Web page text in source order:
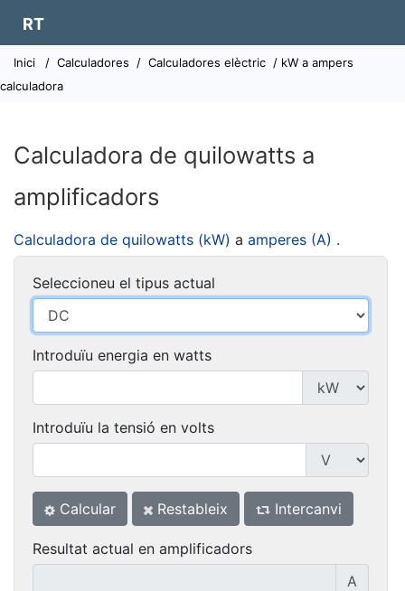
RT
Inici / Calculadores / Calculadores elèctric / kW a ampers
calculadora
Calculadora de quilowatts a
amplificadors
Calculadora de quilowatts (kW) a amperes (A) .
Seleccioneu el tipus actual
Introduïu energia en watts
Introduïu la tensió en volts
Calcular Restableix Intercanvi
Resultat actual en amplificadors
A